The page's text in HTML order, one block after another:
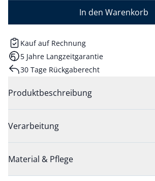
In den Warenkorb
Kauf auf Rechnung
5 Jahre Langzeitgarantie
30 Tage Rückgaberecht
Produktbeschreibung
Verarbeitung
Material & Pflege